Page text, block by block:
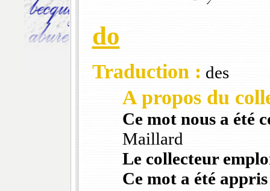
do
Traduction : des
A propos du
Ce mot nous a été
Maillard
Le collecteur
Ce mot a été